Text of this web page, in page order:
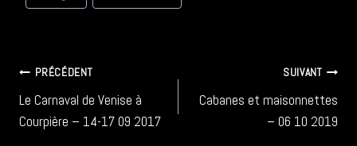
de
Navigation
de
PRÉCÉDENT
Le Carnaval de Venise à
Courpière – 14-17 09 2017
SUIVANT
Cabanes et maisonnettes
– 06 10 2019